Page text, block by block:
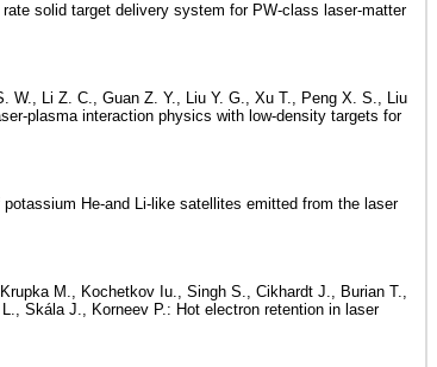
solid target delivery system for PW-class laser-matter
W., Li Z. C., Guan Z. Y., Liu Y. G., Xu T., Peng X. S., Liu
plasma interaction physics with low-density targets for
He-and Li-like satellites emitted from the laser
M., Kochetkov Iu., Singh S., Cikhardt J., Burian T.,
Skála J., Korneev P.: Hot electron retention in laser